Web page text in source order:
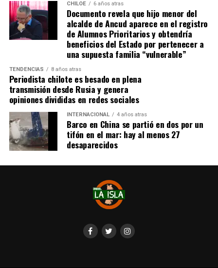
CHILOE 6 años atras
Documento revela que hijo menor del
alcalde de Ancud aparece en el registro
de Alumnos Prioritarios y obtendría
beneficios del Estado por pertenecer a
una supuesta familia “vulnerable”
TENDENCIAS 8 años atras
Periodista chilote es besado en plena
transmisión desde Rusia y genera
opiniones divididas en redes sociales
INTERNACIONAL 4 años atras
Barco en China se partió en dos por un
tifón en el mar: hay al menos 27
desaparecidos